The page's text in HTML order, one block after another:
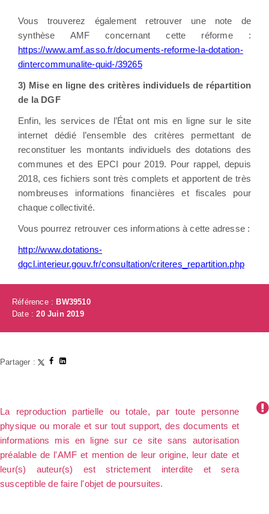
Vous trouverez également retrouver une note de
synthèse AMF concernant cette réforme :
https://www.amf.asso.fr/documents-reforme-la-dotation-
dintercommunalite-quid-/39265
3) Mise en ligne des critères individuels de répartition
de la DGF
Enfin, les services de l’État ont mis en ligne sur le site
internet dédié l’ensemble des critères permettant de
reconstituer les montants individuels des dotations des
communes et des EPCI pour 2019. Pour rappel, depuis
2018, ces fichiers sont très complets et apportent de très
nombreuses informations financières et fiscales pour
chaque collectivité.
Vous pourrez retrouver ces informations à cette adresse :
http://www.dotations-
dgcl.interieur.gouv.fr/consultation/criteres_repartition.php
Référence : BW39510
Date :20 Juin 2019
Partager :
La reproduction partielle ou totale, par toute personne
physique ou morale et sur tout support, des documents et
informations mis en ligne sur ce site sans autorisation
préalable de l'AMF et mention de leur origine, leur date et
leur(s) auteur(s) est strictement interdite et sera
susceptible de faire l'objet de poursuites.